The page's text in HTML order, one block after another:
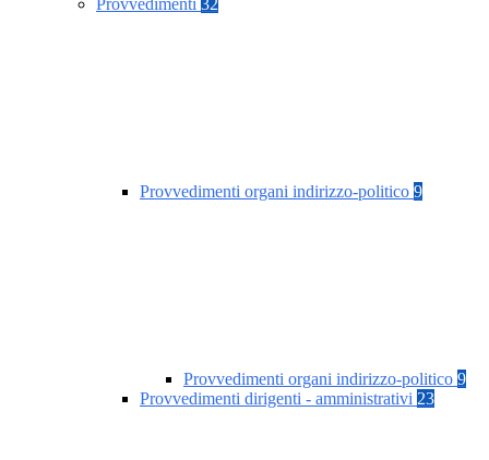
Provvedimenti 32
Provvedimenti organi indirizzo-politico 9
Provvedimenti organi indirizzo-politico 9
Provvedimenti dirigenti - amministrativi 23